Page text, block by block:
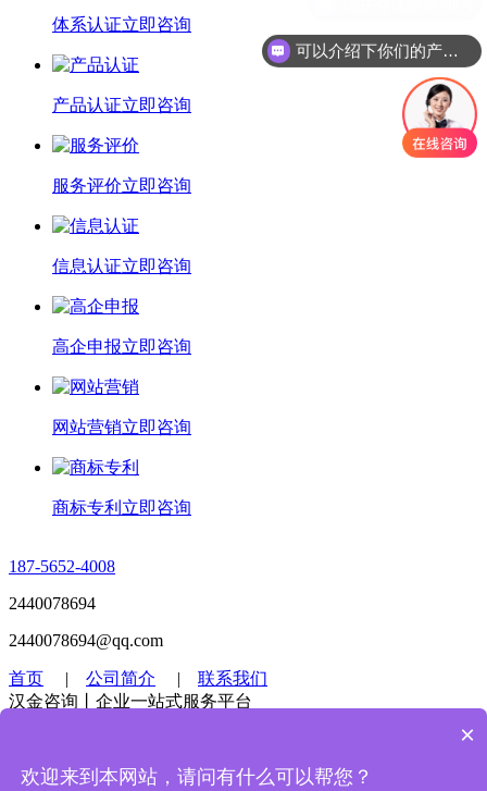
体系认证立即咨询
产品认证立即咨询
服务评价立即咨询
信息认证立即咨询
高企申报立即咨询
网站营销立即咨询
商标专利 立即咨询
187-5652-4008
2440078694
2440078694@qq.com
首页 | 公司简介 | 联系我们
汉金咨询丨企业一站式服务平台
2020019641-1号
可以介绍下你们的产品么
×
欢迎来到本网站，请问有什么可以帮您？